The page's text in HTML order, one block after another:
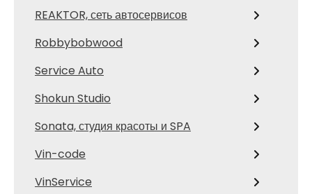
REAKTOR, сеть автосервисов
Robbybobwood
Service Auto
Shokun Studio
Sonata, студия красоты и SPA
Vin-code
VinService